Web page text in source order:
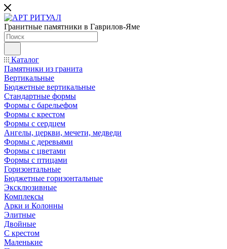
Гранитные памятники в Гаврилов-Яме
Каталог
Памятники из гранита
Вертикальные
Бюджетные вертикальные
Стандартные формы
Формы с барельефом
Формы с крестом
Формы с сердцем
Ангелы, церкви, мечети, медведи
Формы с деревьями
Формы с цветами
Формы с птицами
Горизонтальные
Бюджетные горизонтальные
Эксклюзивные
Комплексы
Арки и Колонны
Элитные
Двойные
С крестом
Маленькие